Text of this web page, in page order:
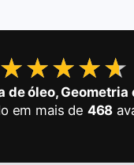
★★★★★
★★★★★
óleo, Geometria
em mais de 468